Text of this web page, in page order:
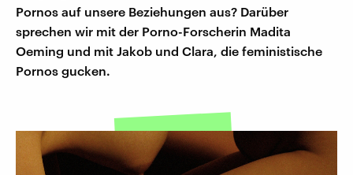
Pornos auf unsere Beziehungen aus? Darüber
sprechen wir mit der Porno-Forscherin Madita
Oeming und mit Jakob und Clara, die feministische
Pornos gucken.